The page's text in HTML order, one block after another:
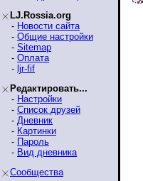
LJ.Rossia.org
- Новости сайта
- Общие настройки
- Sitemap
- Оплата
- ljr-fif
Редактировать...
- Настройки
- Список друзей
- Дневник
- Картинки
- Пароль
- Вид дневника
Сообщества